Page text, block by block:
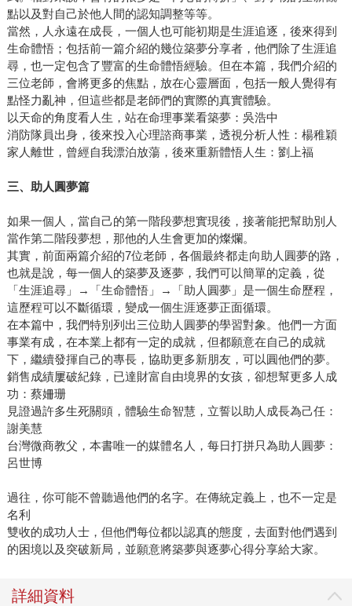
點以及對自己於他人間的認知調整等等。
當然，人永遠在成長，一個人也可能初期是生涯追逐，後來得到
生命體悟；包括前一篇介紹的幾位築夢分享者，他們除了生涯追
尋，也一定包含了豐富的生命體悟經驗。但在本篇，我們介紹的
三位老師，會將更多的焦點，放在心靈層面，包括一般人覺得有
點怪力亂神，但這些都是老師們的實際的真實體驗。
以天命的角度看人生，站在命理事業看築夢：吳浩中
消防隊員出身，後來投入心理諮商事業，透視分析人性：楊稚穎
家人離世，曾經自我漂泊放蕩，後來重新體悟人生：劉上福
三、助人圓夢篇
如果一個人，當自己的第一階段夢想實現後，接著能把幫助別人
當作第二階段夢想，那他的人生會更加的燦爛。
其實，前面兩篇介紹的7位老師，各個最終都走向助人圓夢的路，
也就是說，每一個人的築夢及逐夢，我們可以簡單的定義，從
「生涯追尋」→「生命體悟」→「助人圓夢」是一個生命歷程，
這歷程可以不斷循環，變成一個生涯逐夢正面循環。
在本篇中，我們特別列出三位助人圓夢的學習對象。他們一方面
事業有成，在本業上都有一定的成就，但都願意在自己的成就
下，繼續發揮自己的專長，協助更多新朋友，可以圓他們的夢。
銷售成績屢破紀錄，已達財富自由境界的女孩，卻想幫更多人成
功：蔡姍珊
見證過許多生死關頭，體驗生命智慧，立誓以助人成長為己任：
謝美慧
台灣微商教父，本書唯一的媒體名人，每日打拼只為助人圓夢：
呂世博
過往，你可能不曾聽過他們的名字。在傳統定義上，也不一定是
名利
雙收的成功人士，但他們每位都以認真的態度，去面對他們遇到
的困境以及突破新局，並願意將築夢與逐夢心得分享給大家。
詳細資料